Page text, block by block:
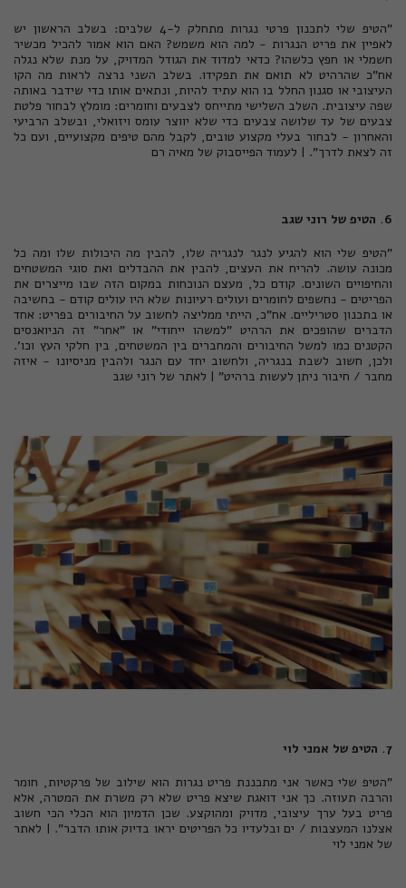
"הטיפ שלי לתכנון פרטי נגרות מתחלק ל-4 שלבים: בשלב הראשון יש
לאפיין את פריט הנגרות - למה הוא משמש? האם הוא אמור להכיל מכשיר
חשמלי או חפץ כלשהו? כדאי למדוד את הגודל המדויק, על מנת שלא נגלה
אח"כ שהרהיט לא תואם את תפקידו. בשלב השני נרצה לראות מה הקו
העיצובי או סגנון החלל בו הוא עתיד להיות, ונתאים אותו כדי שידבר באותה
שפה עיצובית. השלב השלישי מתייחס לצבעים וחומרים: מומלץ לבחור פלטת
צבעים של עד שלושה צבעים כדי שלא יווצר עומס ויזואלי, ובשלב הרביעי
והאחרון - לבחור בעלי מקצוע טובים, לקבל מהם טיפים מקצועיים, ועם כל
זה לצאת לדרך". | לעמוד הפייסבוק של מאיה רם
6. הטיפ של רוני שגב
"הטיפ שלי הוא להגיע לנגר לנגריה שלו, להבין מה היכולות שלו ומה כל
מכונה עושה. להריח את העצים, להבין את ההבדלים ואת סוגי המשטחים
והחיפויים השונים. קודם כל, מעצם הנוכחות במקום הזה שבו מייצרים את
הפריטים - נחשפים לחומרים ועולים רעיונות שלא היו עולים קודם - בחשיבה
או בתכנון סטריליים. אח"כ, הייתי ממליצה לחשוב על החיבורים בפריט: אחד
הדברים שהופכים את הרהיט "למשהו ייחודי" או "אחר" זה הניואנסים
הקטנים כמו למשל החיבורים והמחברים בין המשטחים, בין חלקי העץ וכו'.
ולכן, חשוב לשבת בנגריה, ולחשוב יחד עם הנגר ולהבין מניסיונו - איזה
מחבר / חיבור ניתן לעשות ברהיט" | לאתר של רוני שגב
7. הטיפ של אמני לוי
"הטיפ שלי כאשר אני מתכננת פריט נגרות הוא שילוב של פרקטיות, חומר
והרבה תעוזה. כך אני דואגת שיצא פריט שלא רק משרת את המטרה, אלא
פריט בעל ערך עיצובי, מדויק ומהוקצע. שכן הדמיון הוא הכלי הכי חשוב
אצלנו המעצבות / ים ובלעדיו כל הפריטים יראו בדיוק אותו הדבר". | לאתר
של אמני לוי